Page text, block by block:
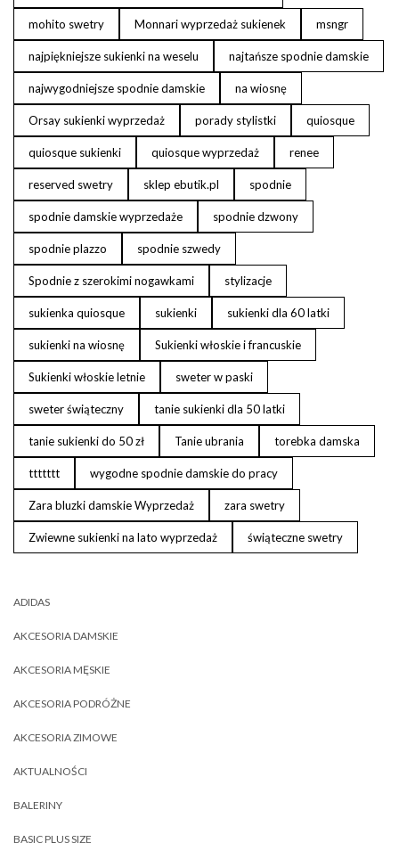
mohito swetry Monnari wyprzedaż sukienek msngr
najpiękniejsze sukienki na weselu najtańsze spodnie damskie
najwygodniejsze spodnie damskie na wiosnę
Orsay sukienki wyprzedaż porady stylistki quiosque
quiosque sukienki quiosque wyprzedaż renee
reserved swetry sklep ebutik.pl spodnie
spodnie damskie wyprzedaże spodnie dzwony
spodnie plazzo spodnie szwedy
Spodnie z szerokimi nogawkami stylizacje
sukienka quiosque sukienki sukienki dla 60 latki
sukienki na wiosnę Sukienki włoskie i francuskie
Sukienki włoskie letnie sweter w paski
sweter świąteczny tanie sukienki dla 50 latki
tanie sukienki do 50 zł Tanie ubrania torebka damska
ttttttt wygodne spodnie damskie do pracy
Zara bluzki damskie Wyprzedaż zara swetry
Zwiewne sukienki na lato wyprzedaż świąteczne swetry
ADIDAS
AKCESORIA DAMSKIE
AKCESORIA MĘSKIE
AKCESORIA PODRÓŻNE
AKCESORIA ZIMOWE
AKTUALNOŚCI
BALERINY
BASIC PLUS SIZE